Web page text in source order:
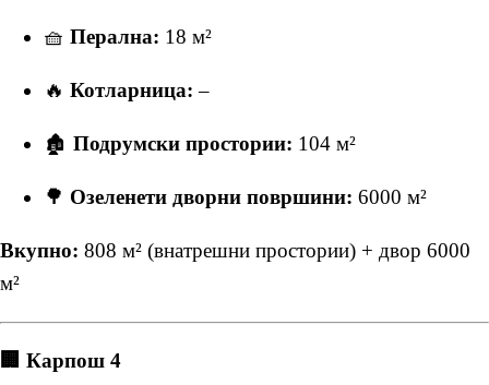
🧺 Перална: 18 м²
🔥 Котларница: –
🏚 Подрумски простории: 104 м²
🌳 Озеленети дворни површини: 6000 м²
Вкупно: 808 м² (внатрешни простории) + двор 6000
м²
🏢 Карпош 4